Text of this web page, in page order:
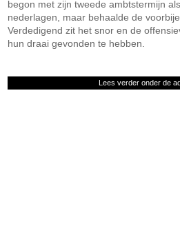
begon met zijn tweede ambtstermijn
nederlagen, maar behaalde de
Verdedigend zit het snor en de
hun draai gevonden te hebben.
Lees verder onder de